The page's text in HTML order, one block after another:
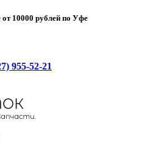
от 10000 рублей по Уфе
955-52-21